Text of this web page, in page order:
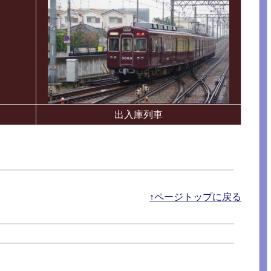
出入庫列車
↑ページトップに戻る